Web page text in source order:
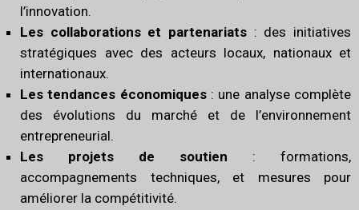
l’innovation.
Les collaborations et partenariats : des initiatives
stratégiques avec des acteurs locaux, nationaux et
internationaux.
Les tendances économiques: une analyse complète
des évolutions du marché et de l’environnement
entrepreneurial.
Les projets de soutien : formations,
accompagnements techniques, et mesures pour
améliorer la compétitivité.